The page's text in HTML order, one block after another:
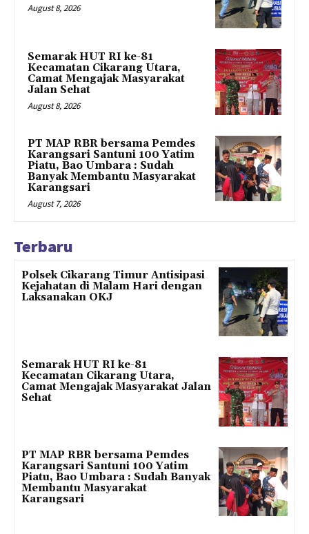
August 8, 2026
Semarak HUT RI ke-81
Kecamatan Cikarang Utara,
Camat Mengajak Masyarakat
Jalan Sehat
August 8, 2026
PT MAP RBR bersama Pemdes
Karangsari Santuni 100 Yatim
Piatu, Bao Umbara : Sudah
Banyak Membantu Masyarakat
Karangsari
August 7, 2026
Terbaru
Polsek Cikarang Timur Antisipasi
Kejahatan di Malam Hari dengan
Laksanakan OKJ
Semarak HUT RI ke-81
Kecamatan Cikarang Utara,
Camat Mengajak Masyarakat Jalan
Sehat
PT MAP RBR bersama Pemdes
Karangsari Santuni 100 Yatim
Piatu, Bao Umbara : Sudah Banyak
Membantu Masyarakat
Karangsari